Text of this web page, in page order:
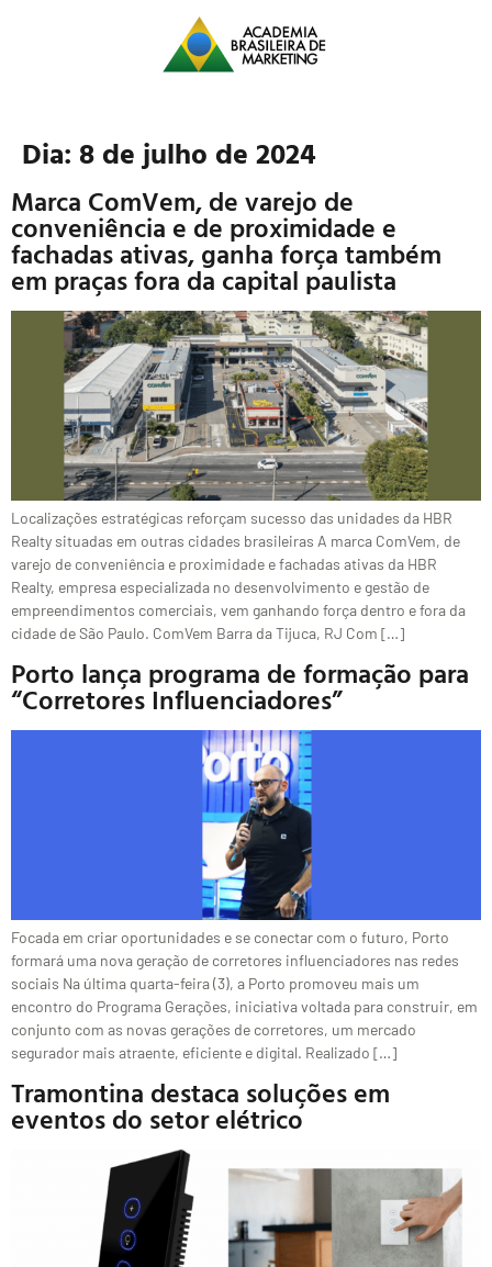
Dia: 8 de julho de 2024
Marca ComVem, de varejo de
conveniência e de proximidade e
fachadas ativas, ganha força também
em praças fora da capital paulista
Localizações estratégicas reforçam sucesso das unidades da HBR
Realty situadas em outras cidades brasileiras A marca ComVem, de
varejo de conveniência e proximidade e fachadas ativas da HBR
Realty, empresa especializada no desenvolvimento e gestão de
empreendimentos comerciais, vem ganhando força dentro e fora da
cidade de São Paulo. ComVem Barra da Tijuca, RJ Com […]
Porto lança programa de formação para
“Corretores Influenciadores”
Focada em criar oportunidades e se conectar com o futuro, Porto
formará uma nova geração de corretores influenciadores nas redes
sociais Na última quarta-feira (3), a Porto promoveu mais um
encontro do Programa Gerações, iniciativa voltada para construir, em
conjunto com as novas gerações de corretores, um mercado
segurador mais atraente, eficiente e digital. Realizado […]
Tramontina destaca soluções em
eventos do setor elétrico